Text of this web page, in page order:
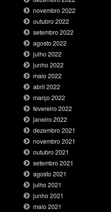
novembro 2022
outubro 2022
setembro 2022
agosto 2022
julho 2022
junho 2022
maio 2022
abril 2022
março 2022
fevereiro 2022
janeiro 2022
dezembro 2021
novembro 2021
outubro 2021
setembro 2021
agosto 2021
julho 2021
junho 2021
maio 2021